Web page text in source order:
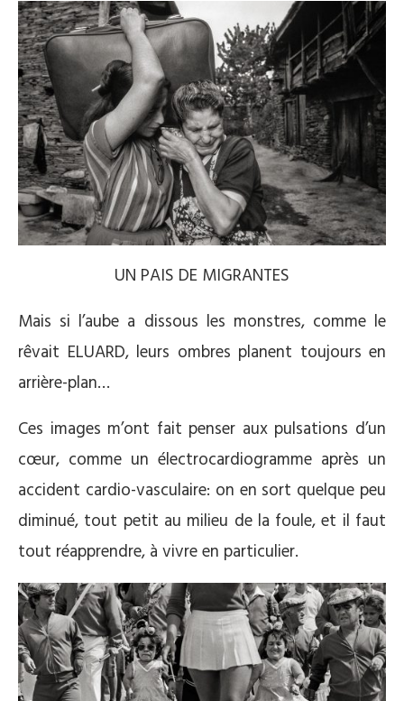
UN PAIS DE MIGRANTES
Mais si l’aube a dissous les monstres, comme le
rêvait ELUARD, leurs ombres planent toujours en
arrière-plan…
Ces images m’ont fait penser aux pulsations d’un
cœur, comme un électrocardiogramme après un
accident cardio-vasculaire: on en sort quelque peu
diminué, tout petit au milieu de la foule, et il faut
tout réapprendre, à vivre en particulier.